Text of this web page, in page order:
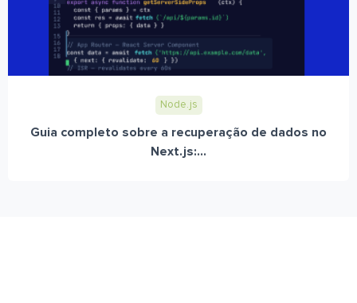
Node.js
Guia completo sobre a recuperação de dados no
Next.js:...